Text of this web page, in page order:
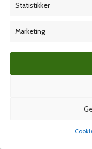
Statistikker
Marketing
Adresser